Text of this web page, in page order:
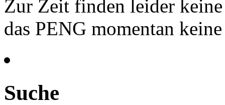
Zur Zeit finden leider
das PENG momentan
Suche